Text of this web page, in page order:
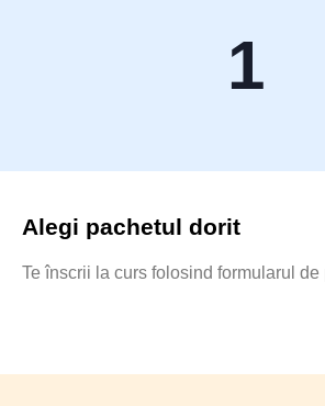
1
Alegi pachetul dorit
Te înscrii la curs folosind formularul de